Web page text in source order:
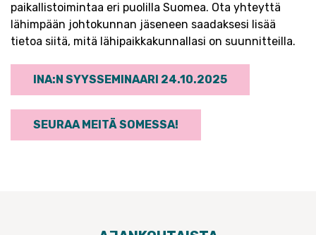
paikallistoimintaa eri puolilla Suomea. Ota yhteyttä
lähimpään johtokunnan jäseneen saadaksesi lisää
tietoa siitä, mitä lähipaikkakunnallasi on suunnitteilla.
INA:N SYYSSEMINAARI 24.10.2025
SEURAA MEITÄ SOMESSA!